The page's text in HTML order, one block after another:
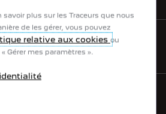
savoir plus sur les Traceurs que nous
de les gérer, vous pouvez
relative aux cookies ou
Gérer mes paramètres ».